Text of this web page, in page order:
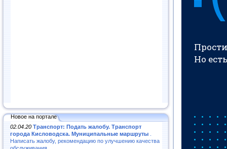
Новое на портале
02.04.20 Транспорт: Подать жалобу. Транспорт
города Кисловодска. Муниципальные маршруты
Написать жалобу, рекомендацию по улучшению качества